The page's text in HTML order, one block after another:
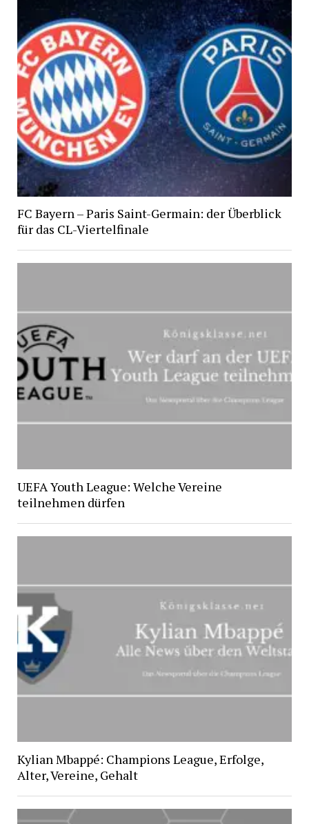
FC Bayern – Paris Saint-Germain: der Überblick
für das CL-Viertelfinale
UEFA Youth League: Welche Vereine
teilnehmen dürfen
Kylian Mbappé: Champions League, Erfolge,
Alter, Vereine, Gehalt